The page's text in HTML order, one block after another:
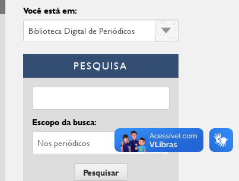
Você está em:
PESQUISA
Escopo da busca: